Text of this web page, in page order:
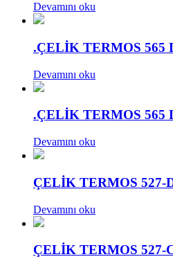
Devamını oku
.ÇELİK TERMOS 565
Devamını oku
.ÇELİK TERMOS 565
Devamını oku
ÇELİK TERMOS 527-
Devamını oku
ÇELİK TERMOS 527-